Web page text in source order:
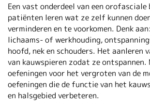
Een vast onderdeel van een orofasciale
patiënten leren wat ze zelf kunnen
verminderen en te voorkomen. Denk
lichaams- of werkhouding,
hoofd, nek en schouders. Het aanleren
van kauwspieren zodat ze ontspannen.
oefeningen voor het vergroten van de
oefeningen die de functie van het
en halsgebied verbeteren.